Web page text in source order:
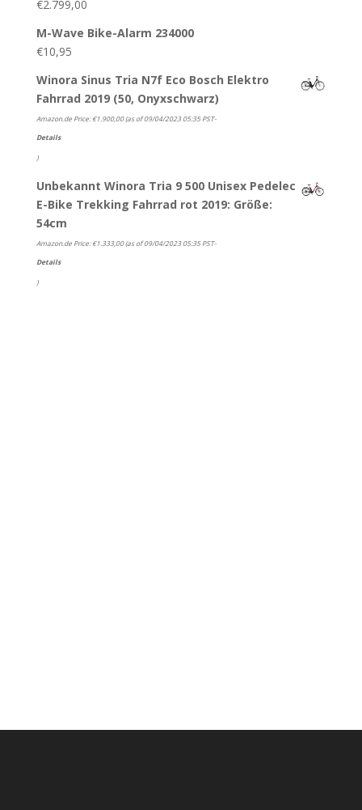
€2.799,00
M-Wave Bike-Alarm 234000
€10,95
Winora Sinus Tria N7f Eco Bosch Elektro
Fahrrad 2019 (50, Onyxschwarz)
Amazon.de Price:€1.900,00(as of 09/04/2023 05:35 PST-
Details
)
Unbekannt Winora Tria 9 500 Unisex Pedelec
E-Bike Trekking Fahrrad rot 2019: Größe:
54cm
Amazon.de Price:€1.333,00(as of 09/04/2023 05:35 PST-
Details
)